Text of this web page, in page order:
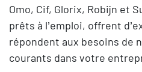
Omo, Cif, Glorix, Robijn et
prêts à l’emploi, offrent
répondent aux besoins de
courants dans votre